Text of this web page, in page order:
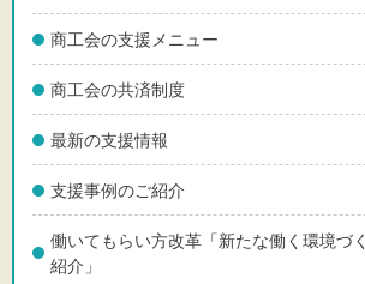
商工会の支援メニュー
商工会の共済制度
最新の支援情報
支援事例のご紹介
働いてもらい方改革「新たな働く環境づ
紹介」